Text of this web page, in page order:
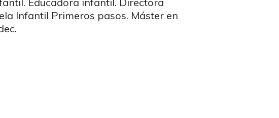
Infantil Primeros pasos. Máster en